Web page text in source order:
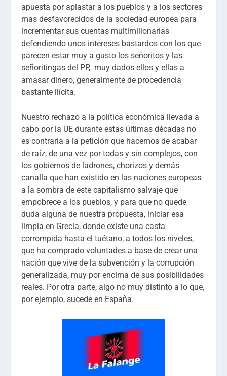
apuesta por aplastar a los pueblos y a los sectores
mas desfavorecidos de la sociedad europea para
incrementar sus cuentas multimillonarias
defendiendo unos intereses bastardos con los que
parecen estar muy a gusto los señoritos y las
señoritingas del PP, muy dados ellos y ellas a
amasar dinero, generalmente de procedencia
bastante ilícita.
Nuestro rechazo a la política económica llevada a
cabo por la UE durante estas últimas décadas no
es contraria a la petición que hacemos de acabar
de raíz, de una vez por todas y sin complejos, con
los gobiernos de ladrones, chorizos y demás
canalla que han existido en las naciones europeas
a la sombra de este capitalismo salvaje que
empobrece a los pueblos, y para que no quede
duda alguna de nuestra propuesta, iniciar esa
limpia en Grecia, donde existe una casta
corrompida hasta el tuétano, a todos los niveles,
que ha comprado voluntades a base de crear una
nación que vive de la subvención y la corrupción
generalizada, muy por encima de sus posibilidades
reales. Por otra parte, algo no muy distinto a lo que,
por ejemplo, sucede en España.